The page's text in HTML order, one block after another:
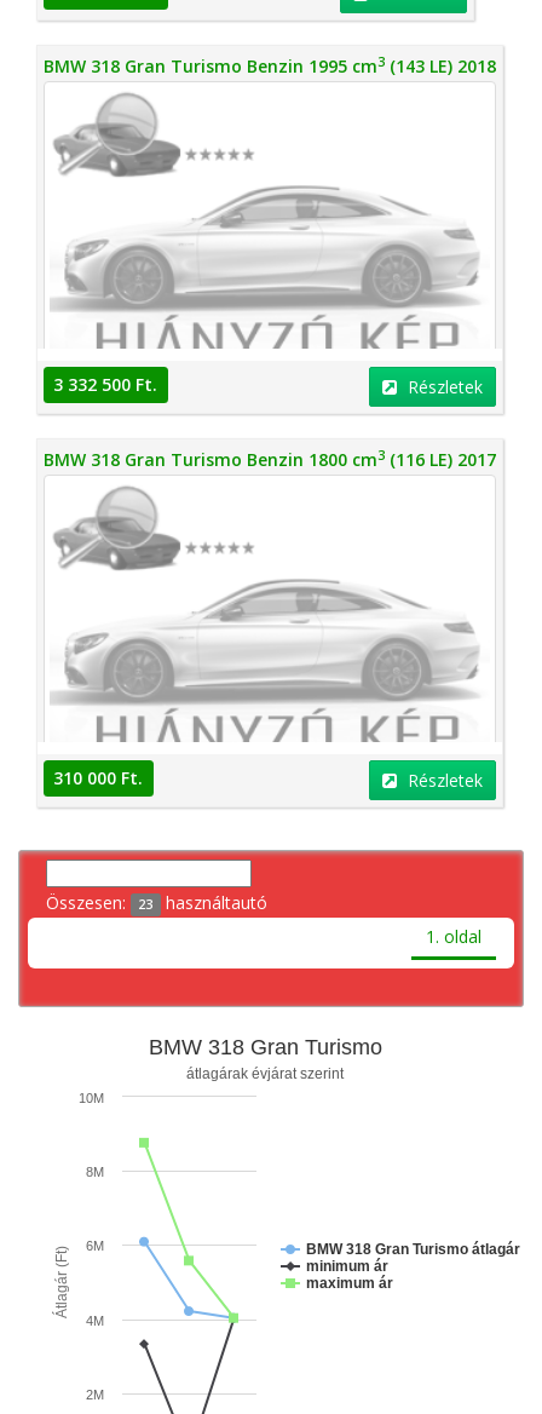
BMW 318 Gran Turismo Benzin 1995 cm3 (143 LE) 2018
3 332 500 Ft. Részletek
BMW 318 Gran Turismo Benzin 1800 cm3 (116 LE) 2017
310 000 Ft. Részletek
Összesen: 23 használtautó
1. oldal
Átlagár (Ft)
BMW 318 Gran Turismo
átlagárak évjárat szerint
BMW 318 Gran Turismo átlagár
minimum ár
maximum ár
2M
4M
6M
8M
10M